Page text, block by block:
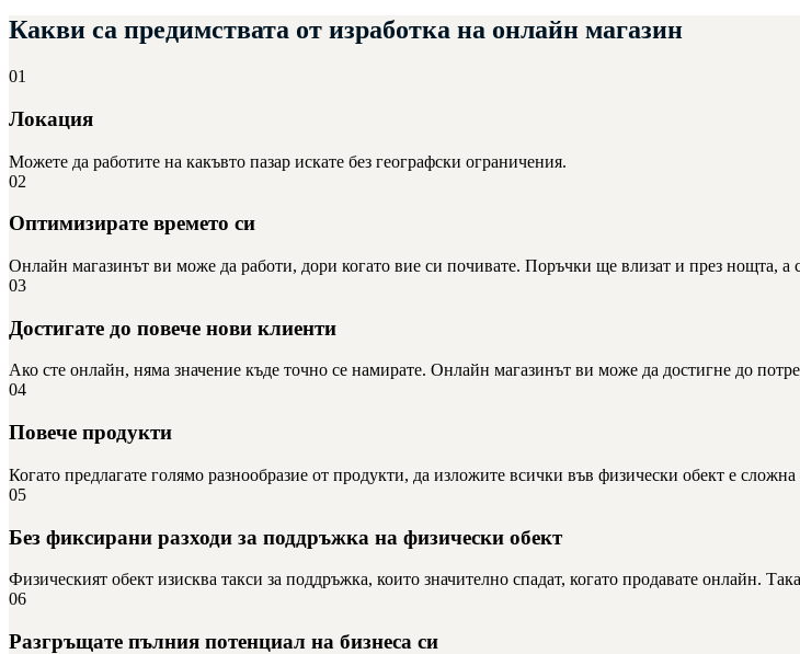
Какви са предимствата от изработка на онлайн магазин
01
Локация
Можете да работите на какъвто пазар искате без географски ограничения.
02
Оптимизирате времето си
Онлайн магазинът ви може да работи, дори когато вие си почивате. Поръчки ще влизат и през нощта, а
03
Достигате до повече нови клиенти
Ако сте онлайн, няма значение къде точно се намирате. Онлайн магазинът ви може да достигне до
04
Повече продукти
Когато предлагате голямо разнообразие от продукти, да изложите всички във физически обект е
05
Без фиксирани разходи за поддръжка на физически обект
Физическият обект изисква такси за поддръжка, които значително спадат, когато продавате онлайн.
06
Разгръщате пълния потенциал на бизнеса си